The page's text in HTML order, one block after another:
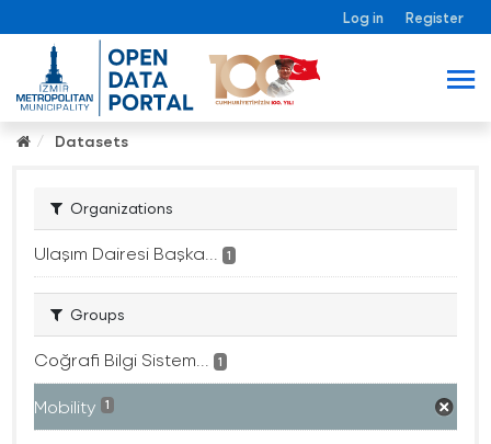
Log in Register
Datasets
Organizations
Ulaşım Dairesi Başka... 1
Groups
Coğrafi Bilgi Sistem... 1
Mobility 1